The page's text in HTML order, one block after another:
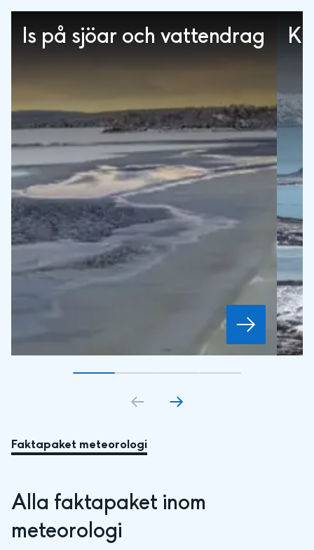
Is på sjöar och vattendrag
Gå till bildkort1
Gå till bildkort2
Gå till bildkort3
Gå till bildkort
Faktapaket meteorologi
Alla faktapaket inom
meteorologi